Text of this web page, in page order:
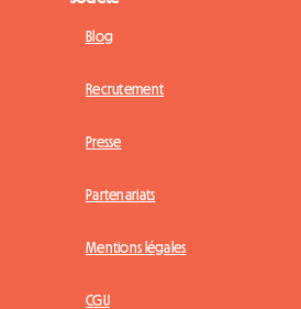
Blog
Recrutement
Presse
Partenariats
Mentions légales
CGU